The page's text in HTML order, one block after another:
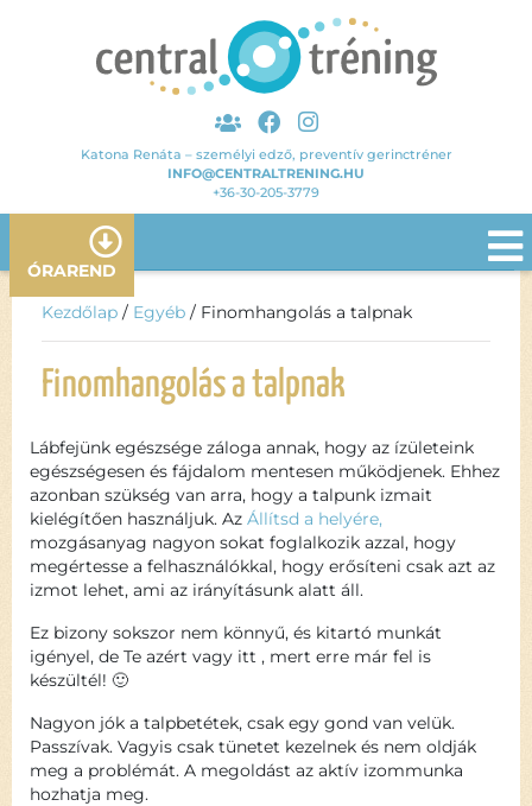
Katona Renáta – személyi edző, preventív gerinctréner
INFO@CENTRALTRENING.HU
+36-30-205-3779
ÓRAREND
Kezdőlap / Egyéb / Finomhangolás a talpnak
Finomhangolás a talpnak
Lábfejünk egészsége záloga annak, hogy az ízületeink
egészségesen és fájdalom mentesen működjenek. Ehhez
azonban szükség van arra, hogy a talpunk izmait
kielégítően használjuk. Az Állítsd a helyére,
mozgásanyag nagyon sokat foglalkozik azzal, hogy
megértesse a felhasználókkal, hogy erősíteni csak azt az
izmot lehet, ami az irányításunk alatt áll.
Ez bizony sokszor nem könnyű, és kitartó munkát
igényel, de Te azért vagy itt , mert erre már fel is
készültél! 🙂
Nagyon jók a talpbetétek, csak egy gond van velük.
Passzívak. Vagyis csak tünetet kezelnek és nem oldják
meg a problémát. A megoldást az aktív izommunka
hozhatja meg.